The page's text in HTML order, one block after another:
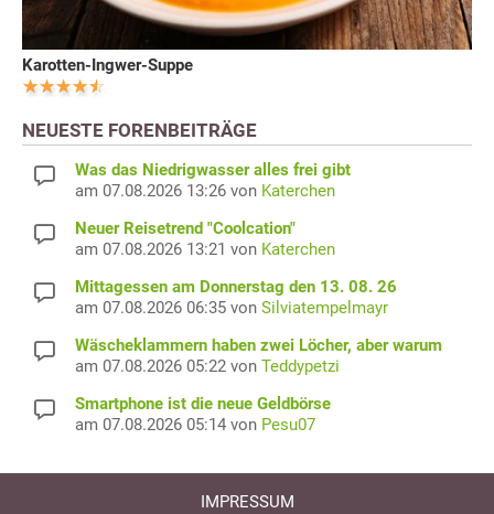
Karotten-Ingwer-Suppe
NEUESTE FORENBEITRÄGE
Was das Niedrigwasser alles frei gibt
am 07.08.2026 13:26 von Katerchen
Neuer Reisetrend "Coolcation"
am 07.08.2026 13:21 von Katerchen
Mittagessen am Donnerstag den 13. 08. 26
am 07.08.2026 06:35 von Silviatempelmayr
Wäscheklammern haben zwei Löcher, aber warum
am 07.08.2026 05:22 von Teddypetzi
Smartphone ist die neue Geldbörse
am 07.08.2026 05:14 von Pesu07
IMPRESSUM